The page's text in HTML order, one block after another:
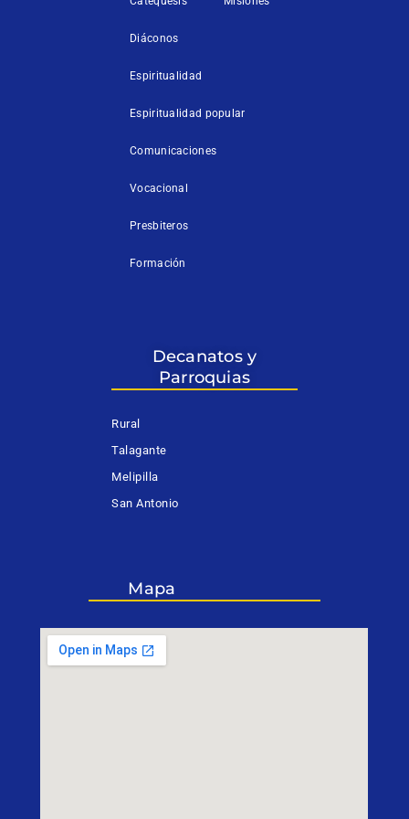
Diáconos
Espiritualidad
Espiritualidad popular
Comunicaciones
Vocacional
Presbiteros
Formación
Decanatos y
Parroquias
Rural
Talagante
Melipilla
San Antonio
Mapa